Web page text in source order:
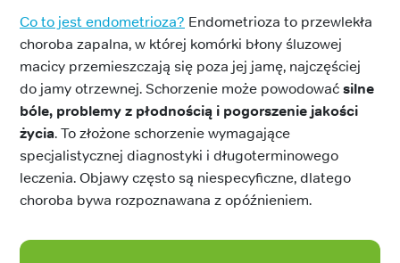
Co to jest endometrioza? Endometrioza to przewlekła
choroba zapalna, w której komórki błony śluzowej
macicy przemieszczają się poza jej jamę, najczęściej
do jamy otrzewnej. Schorzenie może powodowaćsilne
bóle, problemy z płodnością i pogorszenie jakości
życia. To złożone schorzenie wymagające
specjalistycznej diagnostyki i długoterminowego
leczenia. Objawy często są niespecyficzne, dlatego
choroba bywa rozpoznawana z opóźnieniem.